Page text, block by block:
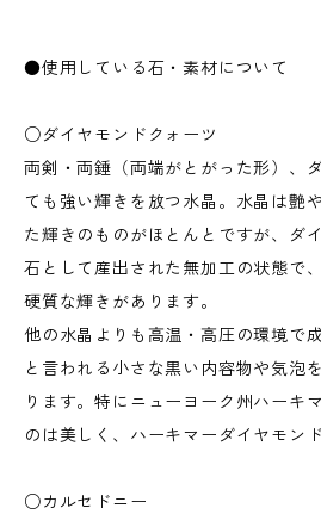
●使用している石・素材について
○ダイヤモンドクォーツ
両剣・両錘（両端がとがった形）、
ても強い輝きを放つ水晶。水晶は艶
た輝きのものがほとんとですが、ダ
石として産出された無加工の状態で
硬質な輝きがあります。
他の水晶よりも高温・高圧の環境で
と言われる小さな黒い内容物や気泡
ります。特にニューヨーク州ハーキ
のは美しく、ハーキマーダイヤモン
○カルセドニー